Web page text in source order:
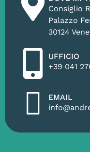
Consiglio
Palazzo
30124
UFFICIO
+39 041
EMAIL